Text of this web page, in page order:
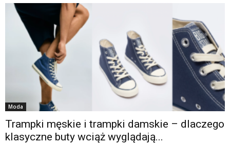
Moda
Trampki męskie i trampki damskie – dlaczego
klasyczne buty wciąż wyglądają...